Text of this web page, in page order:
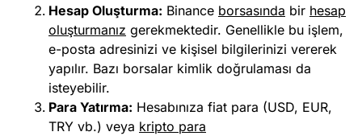
Hesap Oluşturma: Binance borsasında bir hesap
oluşturmanız gerekmektedir. Genellikle bu işlem,
e-posta adresinizi ve kişisel bilgilerinizi vererek
yapılır. Bazı borsalar kimlik doğrulaması da
isteyebilir.
Para Yatırma: Hesabınıza fiat para (USD, EUR,
TRY vb.) veya kripto para